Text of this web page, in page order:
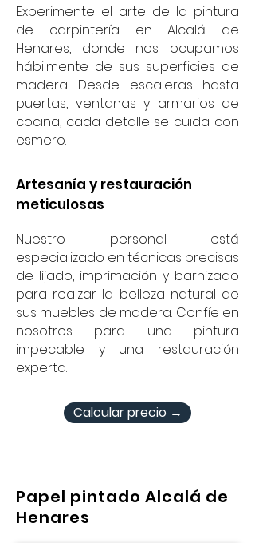
Experimente el arte de la pintura
de carpintería en Alcalá de
Henares, donde nos ocupamos
hábilmente de sus superficies de
madera. Desde escaleras hasta
puertas, ventanas y armarios de
cocina, cada detalle se cuida con
esmero.
Artesanía y restauración
meticulosas
Nuestro personal está
especializado en técnicas precisas
de lijado, imprimación y barnizado
para realzar la belleza natural de
sus muebles de madera. Confíe en
nosotros para una pintura
impecable y una restauración
experta.
Calcular precio →
Papel pintado Alcalá de
Henares